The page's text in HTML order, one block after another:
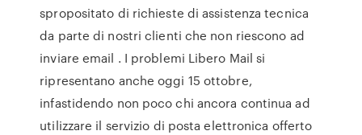
spropositato di richieste di assistenza tecnica
da parte di nostri clienti che non riescono ad
inviare email . I problemi Libero Mail si
ripresentano anche oggi 15 ottobre,
infastidendo non poco chi ancora continua ad
utilizzare il servizio di posta elettronica offerto